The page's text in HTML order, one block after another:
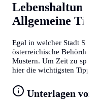
Allgemeine
Egal in welcher Stadt Sie
österreichische
Mustern. Um Zeit zu
hier die wichtigsten Tipps
Unterlagen